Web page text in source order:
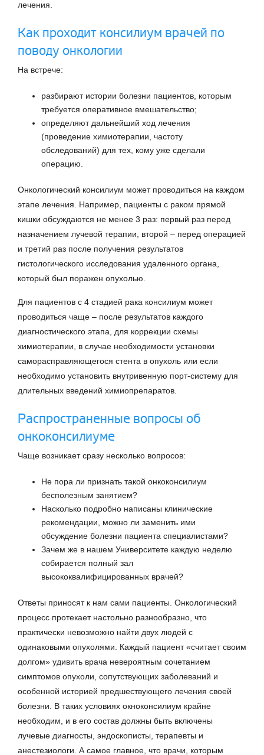
лечения.
Как проходит консилиум врачей по
поводу онкологии
На встрече:
разбирают истории болезни пациентов, которым
требуется оперативное вмешательство;
определяют дальнейший ход лечения
(проведение химиотерапии, частоту
обследований) для тех, кому уже сделали
операцию.
Онкологический консилиум может проводиться на каждом
этапе лечения. Например, пациенты с раком прямой
кишки обсуждаются не менее 3 раз: первый раз перед
назначением лучевой терапии, второй – перед операцией
и третий раз после получения результатов
гистологического исследования удаленного органа,
который был поражен опухолью.
Для пациентов с 4 стадией рака консилиум может
проводиться чаще – после результатов каждого
диагностического этапа, для коррекции схемы
химиотерапии, в случае необходимости установки
саморасправляющегося стента в опухоль или если
необходимо установить внутривенную порт-систему для
длительных введений химиопрепаратов.
Распространенные вопросы об
онкоконсилиуме
Чаще возникает сразу несколько вопросов:
Не пора ли признать такой онкоконсилиум
бесполезным занятием?
Насколько подробно написаны клинические
рекомендации, можно ли заменить ими
обсуждение болезни пациента специалистами?
Зачем же в нашем Университете каждую неделю
собирается полный зал
высококвалифицированных врачей?
Ответы приносят к нам сами пациенты. Онкологический
процесс протекает настольно разнообразно, что
практически невозможно найти двух людей с
одинаковыми опухолями. Каждый пациент «считает своим
долгом» удивить врача невероятным сочетанием
симптомов опухоли, сопутствующих заболеваний и
особенной историей предшествующего лечения своей
болезни. В таких условиях окноконсилиум крайне
необходим, и в его состав должны быть включены
лучевые диагносты, эндоскописты, терапевты и
анестезиологи. А самое главное, что врачи, которым